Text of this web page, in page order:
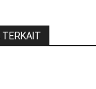
TERKAIT